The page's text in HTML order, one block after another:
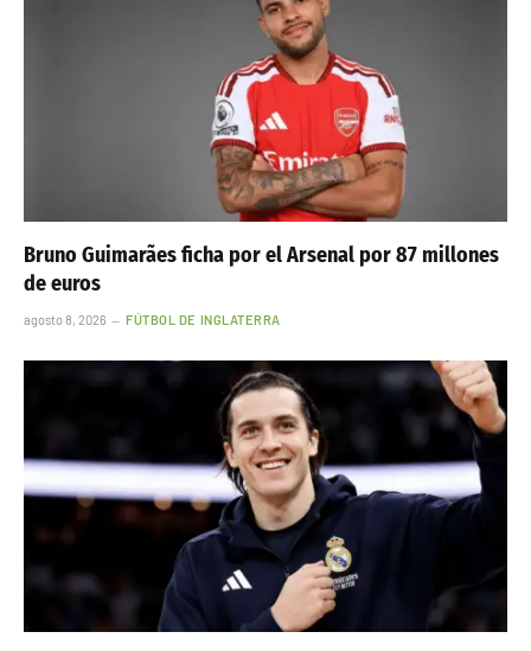
Bruno Guimarães ficha por el Arsenal por 87 millones
de euros
agosto 8, 2026 FÚTBOL DE INGLATERRA